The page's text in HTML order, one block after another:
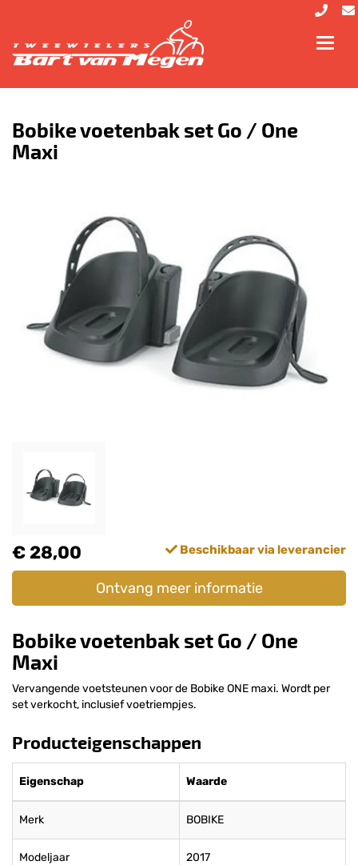
Bobike voetenbak set Go / One
Maxi
€ 28,00 Beschikbaar via leverancier
Ontvang meer informatie
Bobike voetenbak set Go / One
Maxi
Vervangende voetsteunen voor de Bobike ONE maxi. Wordt per
set verkocht, inclusief voetriempjes.
Producteigenschappen
Eigenschap Waarde
Merk BOBIKE
Modeljaar 2017